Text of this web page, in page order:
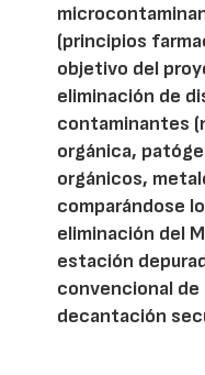
(principios
objetivo del
eliminación de
contaminantes
orgánica,
orgánicos,
comparándose
eliminación del
estación
convencional
decantación